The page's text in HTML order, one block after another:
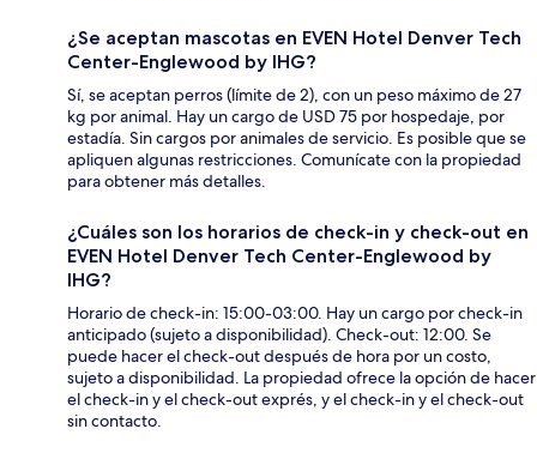
¿Se aceptan mascotas en EVEN Hotel Denver Tech
Center-Englewood by IHG?
Sí, se aceptan perros (límite de 2), con un peso máximo de 27
kg por animal. Hay un cargo de USD 75 por hospedaje, por
estadía. Sin cargos por animales de servicio. Es posible que se
apliquen algunas restricciones. Comunícate con la propiedad
para obtener más detalles.
¿Cuáles son los horarios de check-in y check-out en
EVEN Hotel Denver Tech Center-Englewood by
IHG?
Horario de check-in: 15:00-03:00. Hay un cargo por check-in
anticipado (sujeto a disponibilidad). Check-out: 12:00. Se
puede hacer el check-out después de hora por un costo,
sujeto a disponibilidad. La propiedad ofrece la opción de hacer
el check-in y el check-out exprés, y el check-in y el check-out
sin contacto.